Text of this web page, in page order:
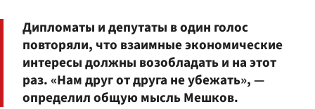
Дипломаты и депутаты в один голос
повторяли, что взаимные экономические
интересы должны возобладать и на этот
раз. «Нам друг от друга не убежать», —
определил общую мысль Мешков.